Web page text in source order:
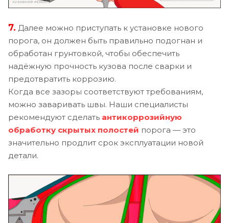
7. Далее можно приступать к установке нового
порога, он должен быть правильно подогнан и
обработан грунтовкой, чтобы обеспечить
надёжную прочность кузова после сварки и
предотвратить коррозию.
Когда все зазоры соответствуют требованиям,
можно заваривать швы. Наши специалисты
рекомендуют сделать антикоррозийную
обработку скрытых полостей порога — это
значительно продлит срок эксплуатации новой
детали.